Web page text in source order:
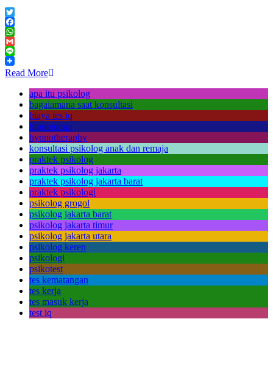
Twitter
Facebook
WhatsApp
Gmail
Line
Read More
apa itu psikolog
bagaiamana saat konsultasi
biaya tes iq
hipnoterapi
hypnotheraphy
konsultasi psikolog anak dan remaja
praktek psikolog
praktek psikolog jakarta
praktek psikolog jakarta barat
praktek psikologi
psikolog grogol
psikolog jakarta barat
psikolog jakarta timur
psikolog jakarta utara
psikolog keren
psikologi
psikotest
tes kematangan
tes kerja
tes masuk kerja
test iq